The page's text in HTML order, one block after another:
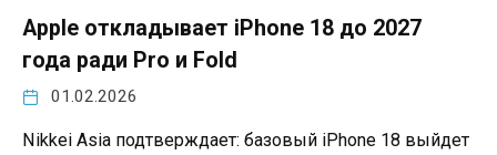
Apple откладывает iPhone 18 до 2027
года ради Pro и Fold
01.02.2026
Nikkei Asia подтверждает: базовый iPhone 18 выйдет